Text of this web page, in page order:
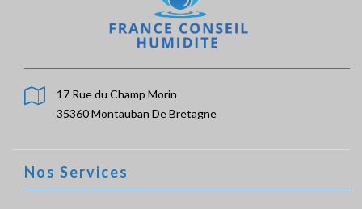
17 Rue du Champ Morin
35360 Montauban De Bretagne
Nos Services